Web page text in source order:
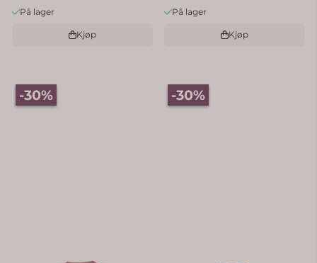
På lager
Kjøp
På lager
Kjøp
-30% -30%